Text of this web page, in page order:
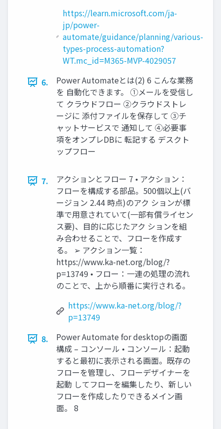
https://learn.microsoft.com/ja-
jp/power-
automate/guidance/planning/various-
types-process-automation?
WT.mc_id=M365-MVP-4029057
6.
Power Automateとは(2) 6 こんな業務
を 自動化できます。 ①メールを受信し
て クラウドフロー ②クラウドストレ
ージに 添付ファイルを保存して ③チ
ャットサービスで 通知して ④必要事
項をオンプレDBに 転記する デスクト
ップフロー
7.
アクションとフロー 7 • アクション：
フローを構成する部品。500個以上(バ
ージョン 2.44 時点)のアク ションが標
準で用意されていて(一部有償ライセン
ス要)、目的に応じたアク ションを組
み合わせることで、フローを作成す
る。 ➢ アクション一覧：
https://www.ka-net.org/blog/?
p=13749 • フロー：一連の処理の流れ
のことで、上から順番に実行される。
https://www.ka-net.org/blog/?
p=13749
8.
Power Automate for desktopの画面
構成 – コンソール • コンソール：起動
すると最初に表示される画面。既存の
フローを管理し、フローデザイナーを
起動 してフローを編集したり、新しい
フローを作成したりできるメイン画
面。 8